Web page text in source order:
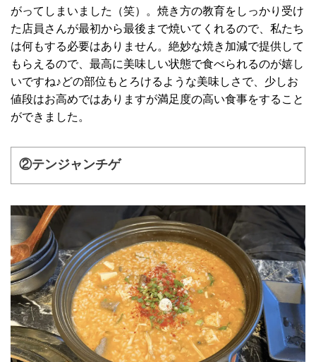
がってしまいました（笑）。焼き方の教育をしっかり受け
た店員さんが最初から最後まで焼いてくれるので、私たち
は何もする必要はありません。絶妙な焼き加減で提供して
もらえるので、最高に美味しい状態で食べられるのが嬉し
いですね♪どの部位もとろけるような美味しさで、少しお
値段はお高めではありますが満足度の高い食事をすること
ができました。
②テンジャンチゲ